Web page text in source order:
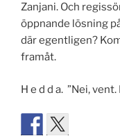
Zanjani. Och
öppnande lösning
där egentligen?
framåt.
H e d d a. ”Nei,